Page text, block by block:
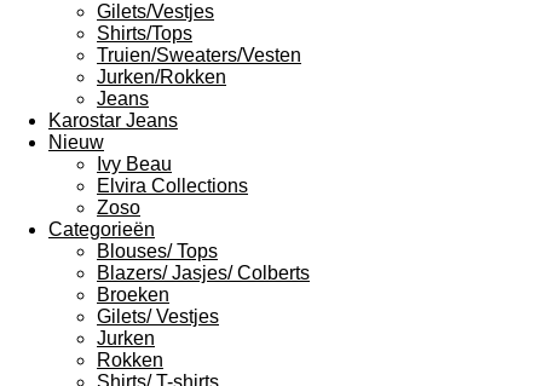
Gilets/Vestjes
Shirts/Tops
Truien/Sweaters/Vesten
Jurken/Rokken
Jeans
Karostar Jeans
Nieuw
Ivy Beau
Elvira Collections
Zoso
Categorieën
Blouses/ Tops
Blazers/ Jasjes/ Colberts
Broeken
Gilets/ Vestjes
Jurken
Rokken
Shirts/ T-shirts